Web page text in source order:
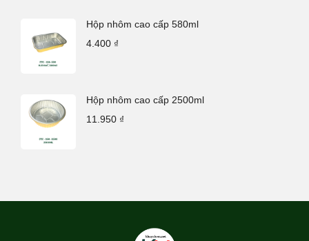
Hộp nhôm cao cấp 580ml
4.400 ₫
Hộp nhôm cao cấp 2500ml
11.950 ₫